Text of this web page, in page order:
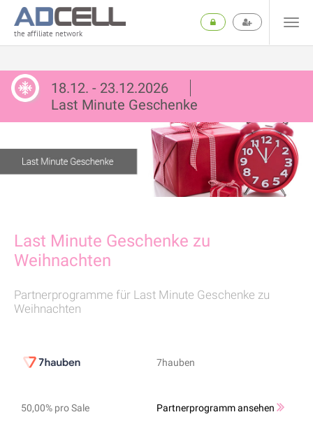
the affiliate network
18.12. - 23.12.2026
Last Minute Geschenke
Last Minute Geschenke zu
Weihnachten
Partnerprogramme für Last Minute Geschenke zu
Weihnachten
7hauben
50,00% pro Sale Partnerprogramm ansehen